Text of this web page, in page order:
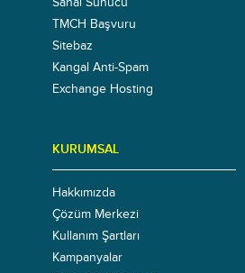
TMCH Başvuru
Sitebaz
Kangal Anti-Spam
Exchange Hosting
KURUMSAL
Hakkımızda
Çözüm Merkezi
Kullanım Şartları
Kampanyalar